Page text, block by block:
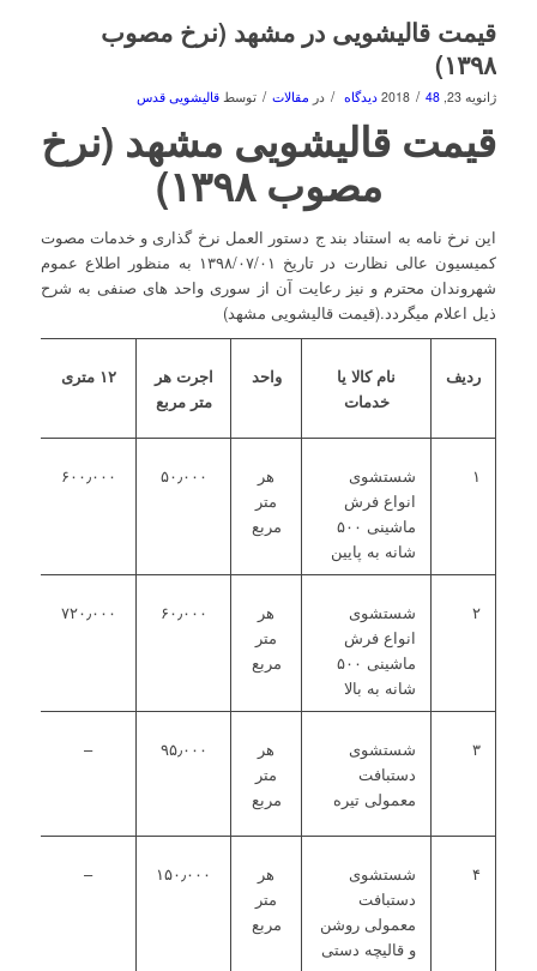
قیمت قالیشویی در مشهد (نرخ مصوب
۱۳۹۸)
ژانویه 23, 2018 / 48 دیدگاه / در مقالات / توسط قالیشویی قدس
قیمت قالیشویی مشهد (نرخ
مصوب ۱۳۹۸)
این نرخ نامه به استناد بند ج دستور العمل نرخ گذاری و خدمات مصوت
کمیسیون عالی نظارت در تاریخ ۱۳۹۸/۰۷/۰۱ به منظور اطلاع عموم
شهروندان محترم و نیز رعایت آن از سوری واحد های صنفی به شرح
ذیل اعلام میگردد.(قیمت قالیشویی مشهد)
ردیف
نام کالا یا
خدمات
واحد
اجرت هر
متر مربع
۱۲ متری
۱
شستشوی
انواع فرش
ماشینی ۵۰۰
شانه به پایین
هر
متر
مربع
۵۰٫۰۰۰ ۶۰۰٫۰۰۰
۲
شستشوی
انواع فرش
ماشینی ۵۰۰
شانه به بالا
هر
متر
مربع
۶۰٫۰۰۰ ۷۲۰٫۰۰۰
۳
شستشوی
دستبافت
معمولی تیره
هر
متر
مربع
۹۵٫۰۰۰ –
۴
شستشوی
دستبافت
معمولی روشن
و قالیچه دستی
هر
متر
مربع
۱۵۰٫۰۰۰ –